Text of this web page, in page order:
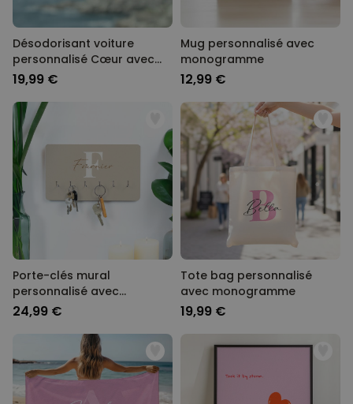
Désodorisant voiture
personnalisé Cœur avec
photo
19,99 €
Mug personnalisé avec
monogramme
12,99 €
Porte-clés mural
personnalisé avec
monogramme
24,99 €
Tote bag personnalisé
avec monogramme
19,99 €